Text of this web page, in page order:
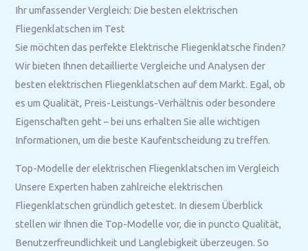
Ihr umfassender Vergleich: Die besten elektrischen
Fliegenklatschen im Test
Sie möchten das perfekte Elektrische Fliegenklatsche finden?
Wir bieten Ihnen detaillierte Vergleiche und Analysen der
besten elektrischen Fliegenklatschen auf dem Markt. Egal, ob
es um Qualität, Preis-Leistungs-Verhältnis oder besondere
Eigenschaften geht – bei uns erhalten Sie alle wichtigen
Informationen, um die beste Kaufentscheidung zu treffen.
Top-Modelle der elektrischen Fliegenklatschen im Vergleich
Unsere Experten haben zahlreiche elektrischen
Fliegenklatschen gründlich getestet. In diesem Überblick
stellen wir Ihnen die Top-Modelle vor, die in puncto Qualität,
Benutzerfreundlichkeit und Langlebigkeit überzeugen. So